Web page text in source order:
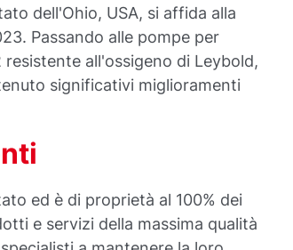
dell'Ohio, USA, si affida alla
Passando alle pompe per
resistente all'ossigeno di Leybold,
significativi miglioramenti
ed è di proprietà al 100% dei
e servizi della massima qualità